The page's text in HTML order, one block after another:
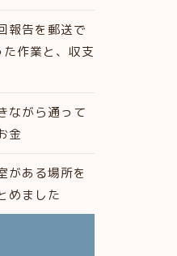
報告を郵送で
作業と、収支
ながら通って
金
がある場所を
めました